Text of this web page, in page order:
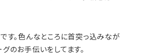
です。色んなところに首突っ込みなが
のお手伝いをしてます。